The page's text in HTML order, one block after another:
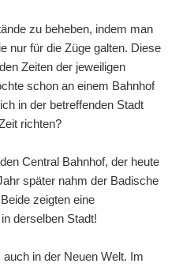
zu beheben, indem man
nur für die Züge galten. Diese
Zeiten der jeweiligen
schon an einem Bahnhof
in der betreffenden Stadt
richten?
Central Bahnhof, der heute
später nahm der Badische
zeigten eine
derselben Stadt!
in der Neuen Welt. Im